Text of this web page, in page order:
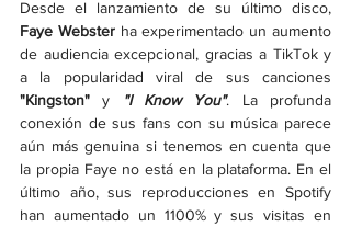
Faye Webster ha experimentado un aumento
de audiencia excepcional, gracias a TikTok y
"Kingston" y "I Know You". La profunda
conexión de sus fans con su música parece
aún más genuina si tenemos en cuenta que
la propia Faye no está en la plataforma. En el
último año, sus reproducciones en Spotify
han aumentado un 1100% y sus visitas en